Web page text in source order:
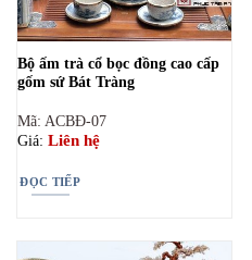
Bộ ấm trà cổ bọc đồng cao cấp
gốm sứ Bát Tràng
Mã: ACBĐ-07
Giá: Liên hệ
ĐỌC TIẾP